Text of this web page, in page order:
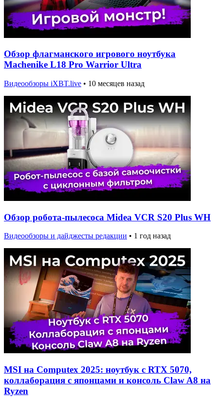
Обзор флагманского игрового ноутбука
Machenike L18 Pro Warrior Ultra
Видеообзоры iXBT.live • 10 месяцев назад
Обзор робота-пылесоса Midea VCR S20 Plus WH
Видеообзоры и дайджесты редакции • 1 год назад
MSI на Computex 2025: ноутбук с RTX 5070,
коллаборация с японцами и консоль Claw A8 на
Ryzen